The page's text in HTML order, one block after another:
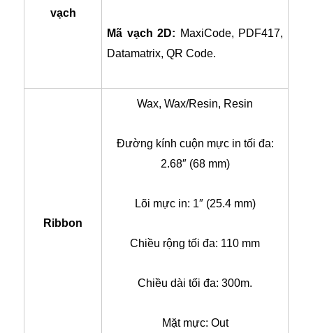
vạch
Mã vạch 2D: MaxiCode, PDF417,
Datamatrix, QR Code.
Ribbon
Wax, Wax/Resin, Resin
Đường kính cuộn mực in tối đa:
2.68″ (68 mm)
Lõi mực in: 1″ (25.4 mm)
Chiều rộng tối đa: 110 mm
Chiều dài tối đa: 300m.
Mặt mực: Out